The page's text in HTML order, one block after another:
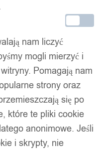
micro typ-c do
nam liczyć
mogli mierzyć i
Pomagają nam
strony oraz
się po
które te pliki cookie
anonimowe. Jeśli
i skrypty, nie